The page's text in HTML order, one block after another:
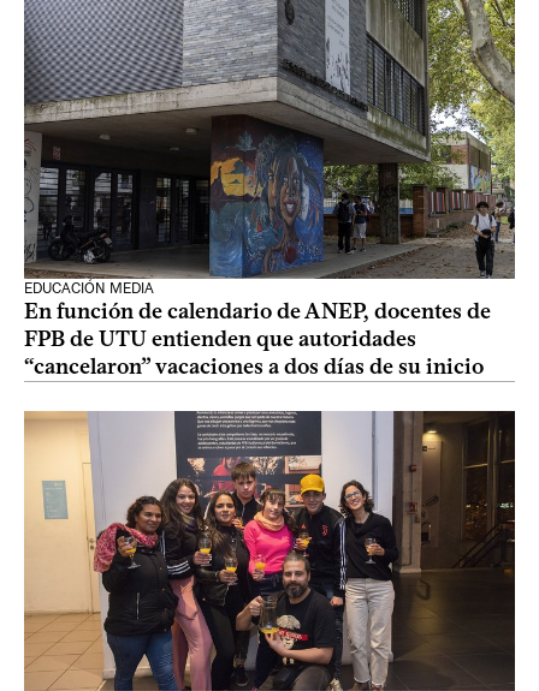
EDUCACIÓN MEDIA
En función de calendario de ANEP, docentes de
FPB de UTU entienden que autoridades
“cancelaron” vacaciones a dos días de su inicio